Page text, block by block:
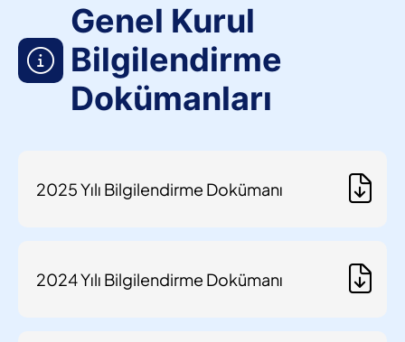
Genel Kurul
Bilgilendirme
Dokümanları
2025 Yılı Bilgilendirme Dokümanı
2024 Yılı Bilgilendirme Dokümanı